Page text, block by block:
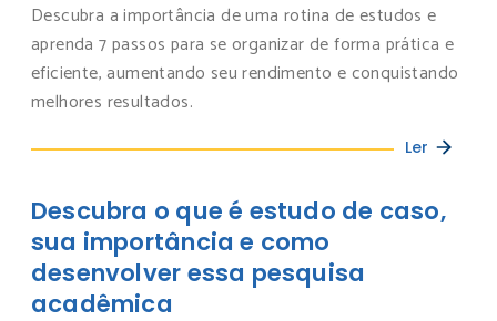
Descubra a importância de uma rotina de estudos e
aprenda 7 passos para se organizar de forma prática e
eficiente, aumentando seu rendimento e conquistando
melhores resultados.
Ler
Descubra o que é estudo de caso,
sua importância e como
desenvolver essa pesquisa
acadêmica